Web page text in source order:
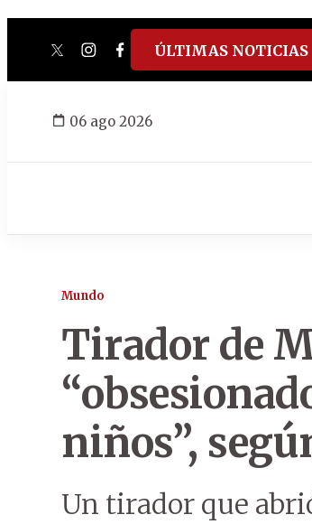
twitterinstagram
facebook
tiktokyoutube
spotify
ÚLTIMAS NOTICIAS
06 ago 2026
Mundo
Tirador de
niños”,
Un tirador que